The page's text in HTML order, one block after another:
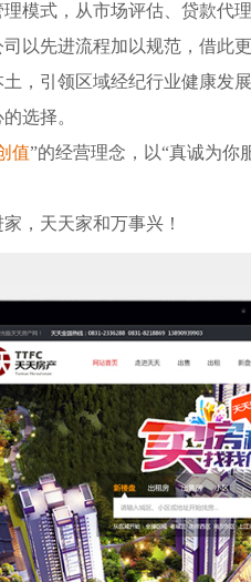
模式，从市场评估、贷款代
以先进流程加以规范，借此
，引领区域经纪行业健康发
选择。
值”的经营理念，以“真诚为你
，天天家和万事兴 ！